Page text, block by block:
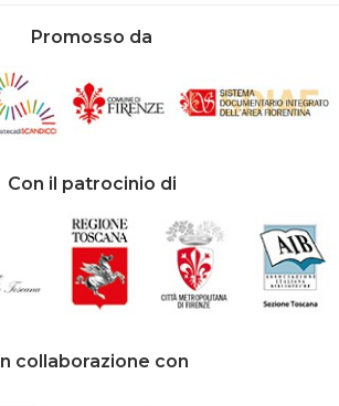
Promosso da
Con il patrocinio di
In collaborazione con